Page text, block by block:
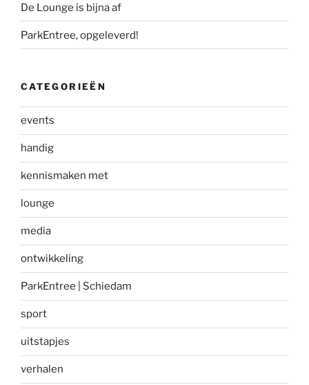
De Lounge is bijna af
ParkEntree, opgeleverd!
CATEGORIEËN
events
handig
kennismaken met
lounge
media
ontwikkeling
ParkEntree | Schiedam
sport
uitstapjes
verhalen